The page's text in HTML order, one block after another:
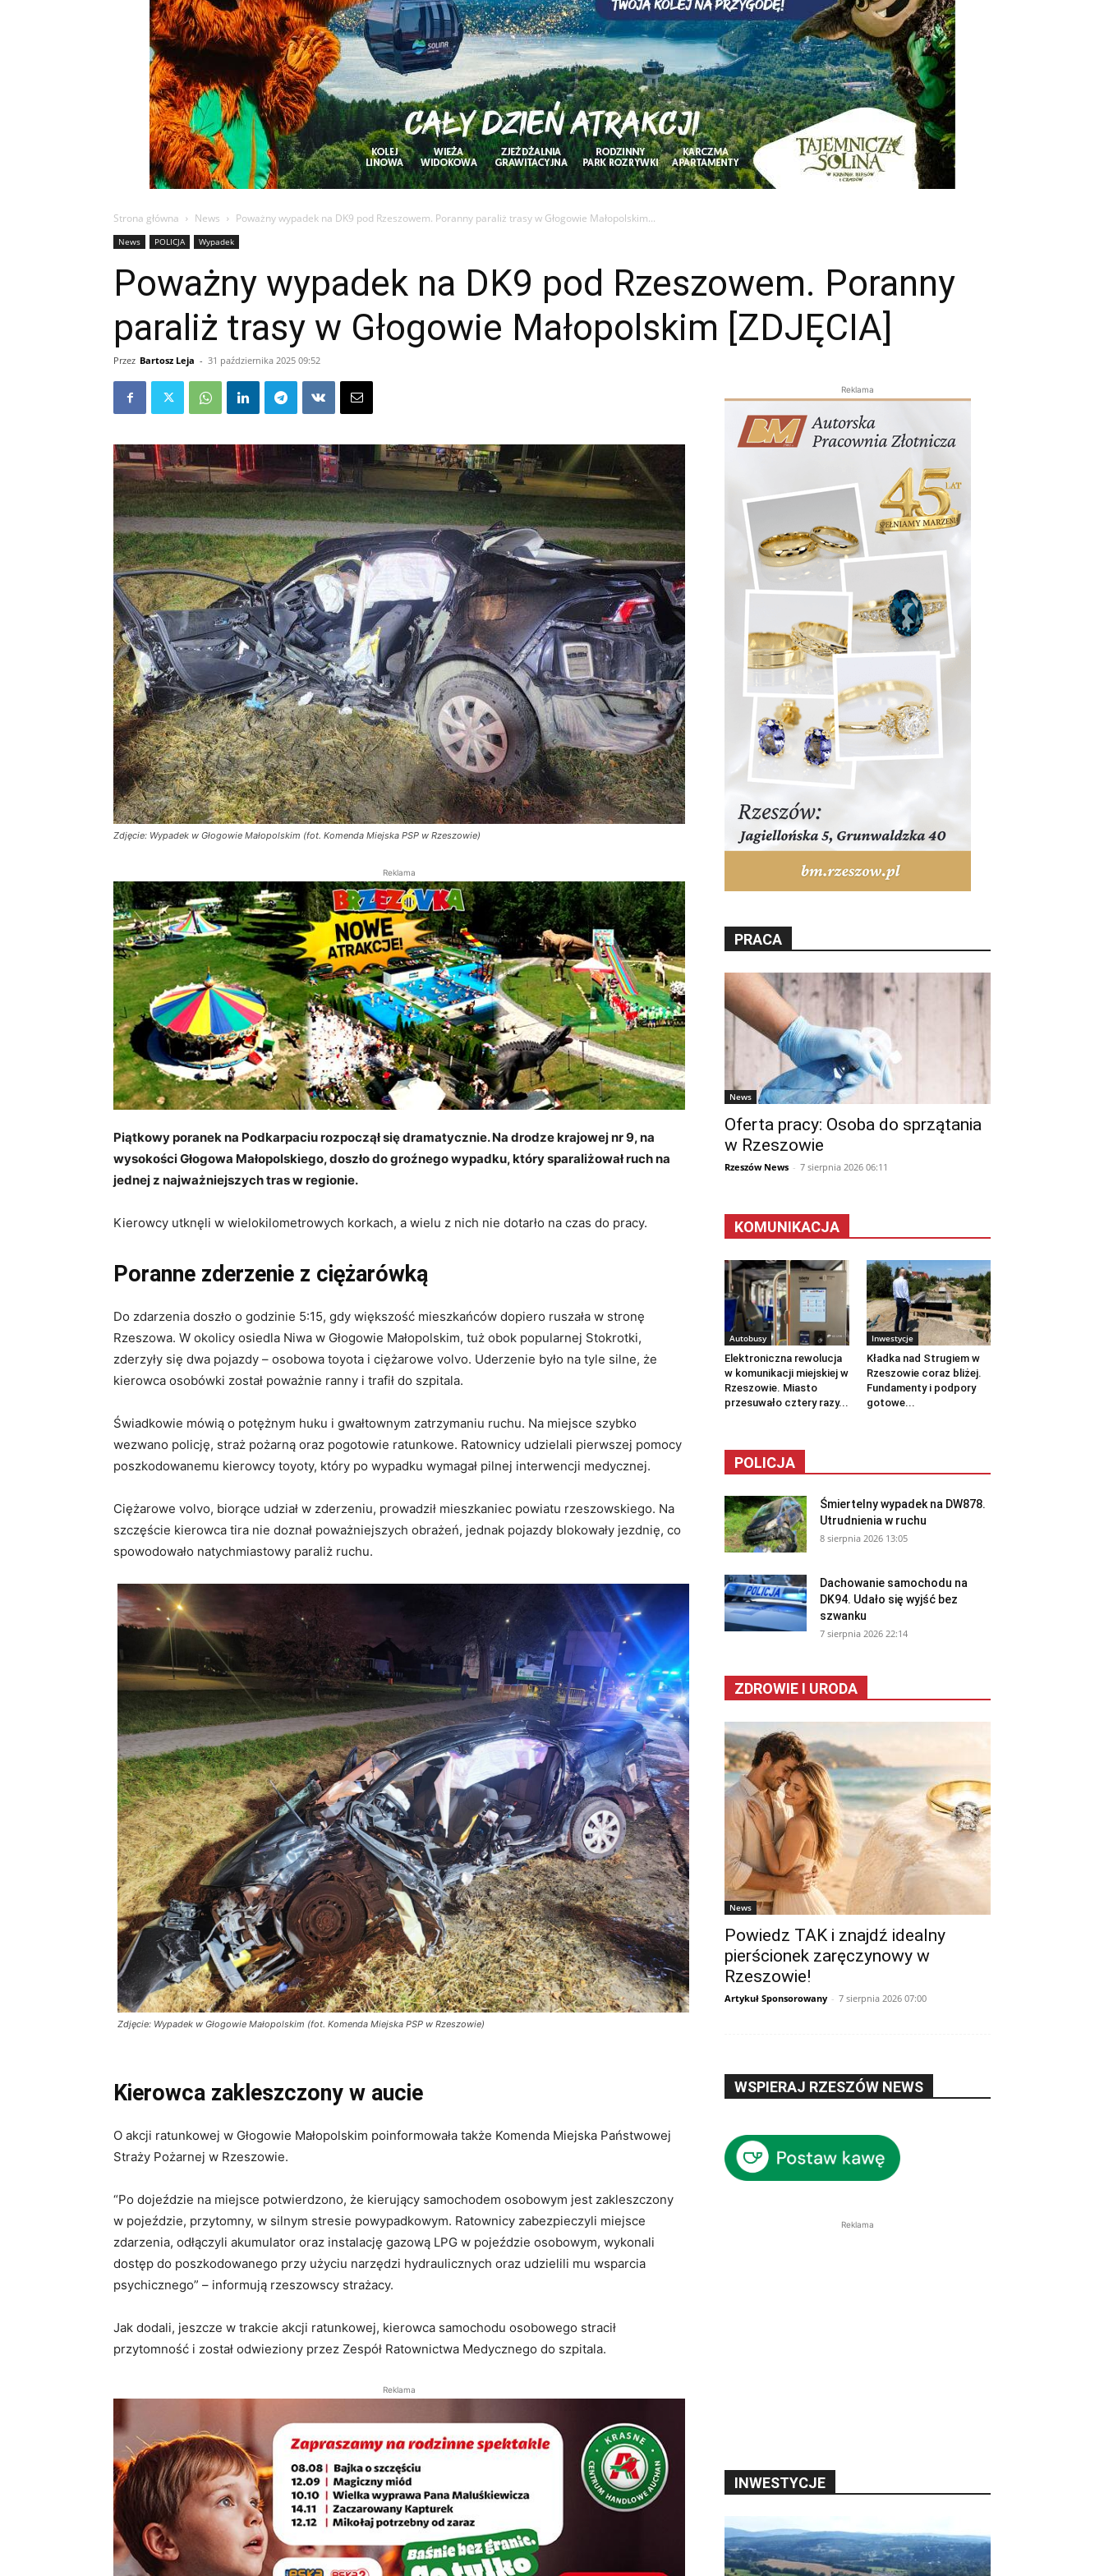
Strona główna News Poważny wypadek na DK9 pod Rzeszowem. Poranny paraliż trasy w Głogowie Małopolskim...
News POLICJA Wypadek
Poważny wypadek na DK9 pod Rzeszowem. Poranny
paraliż trasy w Głogowie Małopolskim [ZDJĘCIA]
Przez Bartosz Leja - 31 października 2025 09:52
Zdjęcie: Wypadek w Głogowie Małopolskim (fot. Komenda Miejska PSP w Rzeszowie)
Reklama
Piątkowy poranek na Podkarpaciu rozpoczął się dramatycznie. Na drodze krajowej nr 9, na
wysokości Głogowa Małopolskiego, doszło do groźnego wypadku, który sparaliżował ruch na
jednej z najważniejszych tras w regionie.
Kierowcy utknęli w wielokilometrowych korkach, a wielu z nich nie dotarło na czas do pracy.
Poranne zderzenie z ciężarówką
Do zdarzenia doszło o godzinie 5:15, gdy większość mieszkańców dopiero ruszała w stronę
Rzeszowa. W okolicy osiedla Niwa w Głogowie Małopolskim, tuż obok popularnej Stokrotki,
zderzyły się dwa pojazdy – osobowa toyota i ciężarowe volvo. Uderzenie było na tyle silne, że
kierowca osobówki został poważnie ranny i trafił do szpitala.
Świadkowie mówią o potężnym huku i gwałtownym zatrzymaniu ruchu. Na miejsce szybko
wezwano policję, straż pożarną oraz pogotowie ratunkowe. Ratownicy udzielali pierwszej pomocy
poszkodowanemu kierowcy toyoty, który po wypadku wymagał pilnej interwencji medycznej.
Ciężarowe volvo, biorące udział w zderzeniu, prowadził mieszkaniec powiatu rzeszowskiego. Na
szczęście kierowca tira nie doznał poważniejszych obrażeń, jednak pojazdy blokowały jezdnię, co
spowodowało natychmiastowy paraliż ruchu.
Zdjęcie: Wypadek w Głogowie Małopolskim (fot. Komenda Miejska PSP w Rzeszowie)
Kierowca zakleszczony w aucie
O akcji ratunkowej w Głogowie Małopolskim poinformowała także Komenda Miejska Państwowej
Straży Pożarnej w Rzeszowie.
“Po dojeździe na miejsce potwierdzono, że kierujący samochodem osobowym jest zakleszczony
w pojeździe, przytomny, w silnym stresie powypadkowym. Ratownicy zabezpieczyli miejsce
zdarzenia, odłączyli akumulator oraz instalację gazową LPG w pojeździe osobowym, wykonali
dostęp do poszkodowanego przy użyciu narzędzi hydraulicznych oraz udzielili mu wsparcia
psychicznego” – informują rzeszowscy strażacy.
Jak dodali, jeszcze w trakcie akcji ratunkowej, kierowca samochodu osobowego stracił
przytomność i został odwieziony przez Zespół Ratownictwa Medycznego do szpitala.
Reklama
Reklama
PRACA
News
Oferta pracy: Osoba do sprzątania
w Rzeszowie
Rzeszów News - 7 sierpnia 2026 06:11
KOMUNIKACJA
Autobusy
Elektroniczna rewolucja
w komunikacji miejskiej w
Rzeszowie. Miasto
przesuwało cztery razy...
Inwestycje
Kładka nad Strugiem w
Rzeszowie coraz bliżej.
Fundamenty i podpory
gotowe...
POLICJA
Śmiertelny wypadek na DW878.
Utrudnienia w ruchu
8 sierpnia 2026 13:05
Dachowanie samochodu na
DK94. Udało się wyjść bez
szwanku
7 sierpnia 2026 22:14
ZDROWIE I URODA
News
Powiedz TAK i znajdź idealny
pierścionek zaręczynowy w
Rzeszowie!
Artykuł Sponsorowany - 7 sierpnia 2026 07:00
WSPIERAJ RZESZÓW NEWS
Reklama
INWESTYCJE